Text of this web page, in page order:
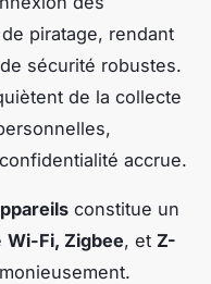
piratage, rendant
sécurité robustes.
de la collecte
accrue.
constitue un
Wi-Fi, Zigbee, et Z-